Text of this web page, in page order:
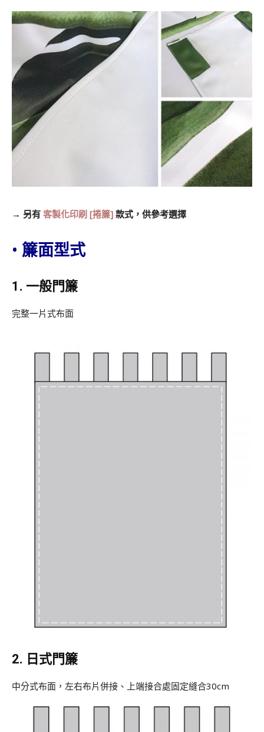
→ 另有 客製化印刷 [捲簾] 款式，供參考選擇
• 簾面型式
1. 一般門簾
完整一片式布面
2. 日式門簾
中分式布面，左右布片併接、上端接合處固定縫合30cm